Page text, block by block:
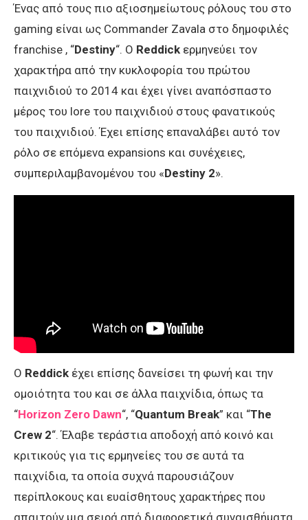
Ένας από τους πιο αξιοσημείωτους ρόλους του στο
gaming είναι ως Commander Zavala στο δημοφιλές
franchise , “Destiny“. Ο Reddick ερμηνεύει τον
χαρακτήρα από την κυκλοφορία του πρώτου
παιχνιδιού το 2014 και έχει γίνει αναπόσπαστο
μέρος του lore του παιχνιδιού στους φανατικούς
του παιχνιδιού. Έχει επίσης επαναλάβει αυτό τον
ρόλο σε επόμενα expansions και συνέχειες,
συμπεριλαμβανομένου του «Destiny 2».
Ο Reddick έχει επίσης δανείσει τη φωνή και την
ομοιότητα του και σε άλλα παιχνίδια, όπως τα
“Horizon Zero Dawn“, “Quantum Break” και “The
Crew 2“. Έλαβε τεράστια αποδοχή από κοινό και
κριτικούς για τις ερμηνείες του σε αυτά τα
παιχνίδια, τα οποία συχνά παρουσιάζουν
περίπλοκους και ευαίσθητους χαρακτήρες που